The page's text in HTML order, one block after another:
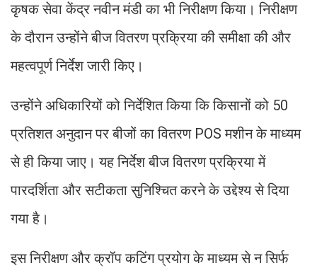
कृषक सेवा केंद्र नवीन मंडी का भी निरीक्षण किया। निरीक्षण
के दौरान उन्होंने बीज वितरण प्रक्रिया की समीक्षा की और
महत्वपूर्ण निर्देश जारी किए।
उन्होंने अधिकारियों को निर्देशित किया कि किसानों को 50
प्रतिशत अनुदान पर बीजों का वितरण POS मशीन के माध्यम
से ही किया जाए। यह निर्देश बीज वितरण प्रक्रिया में
पारदर्शिता और सटीकता सुनिश्चित करने के उद्देश्य से दिया
गया है।
इस निरीक्षण और क्रॉप कटिंग प्रयोग के माध्यम से न सिर्फ